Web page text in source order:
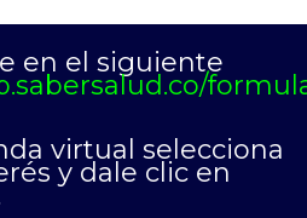
en el siguiente
virtual selecciona
y dale clic en